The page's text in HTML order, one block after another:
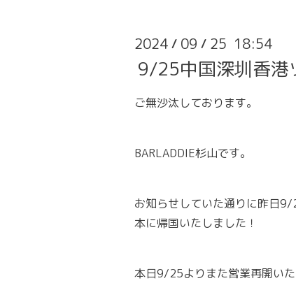
2024 / 09 / 25 18:54
9/25中国深圳香港
ご無沙汰しております。
BARLADDIE杉山です。
お知らせしていた通りに昨日
本に帰国いたしました！
本日9/25よりまた営業再開いた